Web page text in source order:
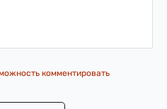
комментировать